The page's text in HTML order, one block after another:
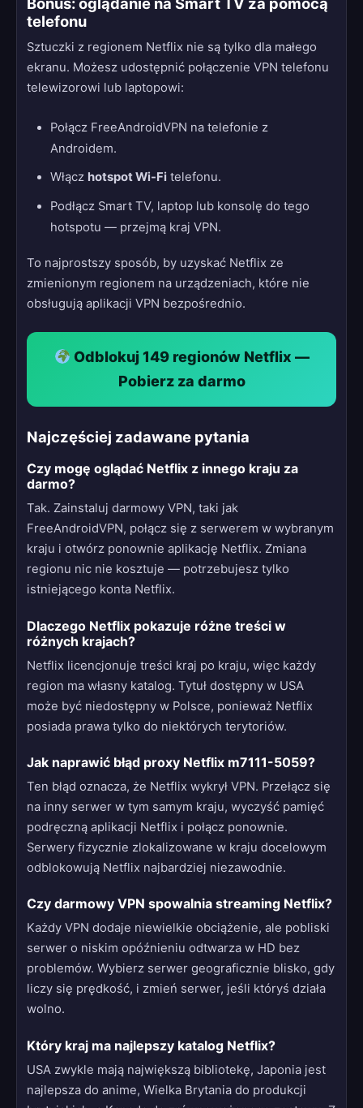
telefonu
Sztuczki z regionem Netflix nie są tylko dla małego
ekranu. Możesz udostępnić połączenie VPN telefonu
telewizorowi lub laptopowi:
Połącz FreeAndroidVPN na telefonie z
Androidem.
Włącz hotspot Wi-Fitelefonu.
Podłącz Smart TV, laptop lub konsolę do tego
hotspotu — przejmą kraj VPN.
To najprostszy sposób, by uzyskać Netflix ze
zmienionym regionem na urządzeniach, które nie
obsługują aplikacji VPN bezpośrednio.
Odblokuj 149 regionów Netflix —
Pobierz za darmo
Najczęściej zadawane pytania
Czy mogę oglądać Netflix z innego kraju za
darmo?
Tak. Zainstaluj darmowy VPN, taki jak
FreeAndroidVPN, połącz się z serwerem w wybranym
kraju i otwórz ponownie aplikację Netflix. Zmiana
regionu nic nie kosztuje — potrzebujesz tylko
istniejącego konta Netflix.
Dlaczego Netflix pokazuje różne treści w
różnych krajach?
Netflix licencjonuje treści kraj po kraju, więc każdy
region ma własny katalog. Tytuł dostępny w USA
może być niedostępny w Polsce, ponieważ Netflix
posiada prawa tylko do niektórych terytoriów.
Jak naprawić błąd proxy Netflix m7111-5059?
Ten błąd oznacza, że Netflix wykrył VPN. Przełącz się
na inny serwer w tym samym kraju, wyczyść pamięć
podręczną aplikacji Netflix i połącz ponownie.
Serwery fizycznie zlokalizowane w kraju docelowym
odblokowują Netflix najbardziej niezawodnie.
Czy darmowy VPN spowalnia streaming Netflix?
Każdy VPN dodaje niewielkie obciążenie, ale pobliski
serwer o niskim opóźnieniu odtwarza w HD bez
problemów. Wybierz serwer geograficznie blisko, gdy
liczy się prędkość, i zmień serwer, jeśli któryś działa
wolno.
Który kraj ma najlepszy katalog Netflix?
USA zwykle mają największą bibliotekę, Japonia jest
najlepsza do anime, Wielka Brytania do produkcji